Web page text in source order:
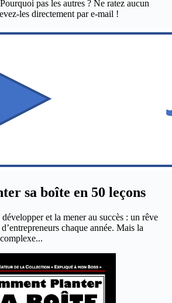
pas les autres ? Ne ratez aucun
les directement par e-mail !
sa boîte en 50 leçons
et la mener au succès : un rêve
chaque année. Mais la